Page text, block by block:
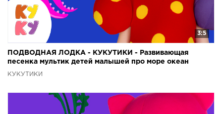
3:5
ПОДВОДНАЯ ЛОДКА - КУКУТИКИ - Развивающая
песенка мультик детей малышей про море океан
подводный мир
КУКУТИКИ